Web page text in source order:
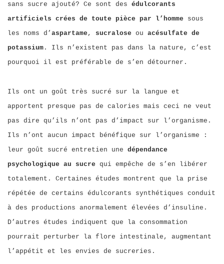
sans sucre ajouté? Ce sont des édulcorants
artificiels crées de toute pièce par l’homme sous
les noms d’ aspartame , sucralose ou acésulfate de
potassium . Ils n’existent pas dans la nature, c’est
pourquoi il est préférable de s’en détourner.
Ils ont un goût très sucré sur la langue et
apportent presque pas de calories mais ceci ne veut
pas dire qu’ils n’ont pas d’impact sur l’organisme.
Ils n’ont aucun impact bénéfique sur l’organisme :
leur goût sucré entretien une dépendance
psychologique au sucre qui empêche de s’en libérer
totalement. Certaines études montrent que la prise
répétée de certains édulcorants synthétiques conduit
à des productions anormalement élevées d’insuline.
D’autres études indiquent que la consommation
pourrait perturber la flore intestinale, augmentant
l’appétit et les envies de sucreries.